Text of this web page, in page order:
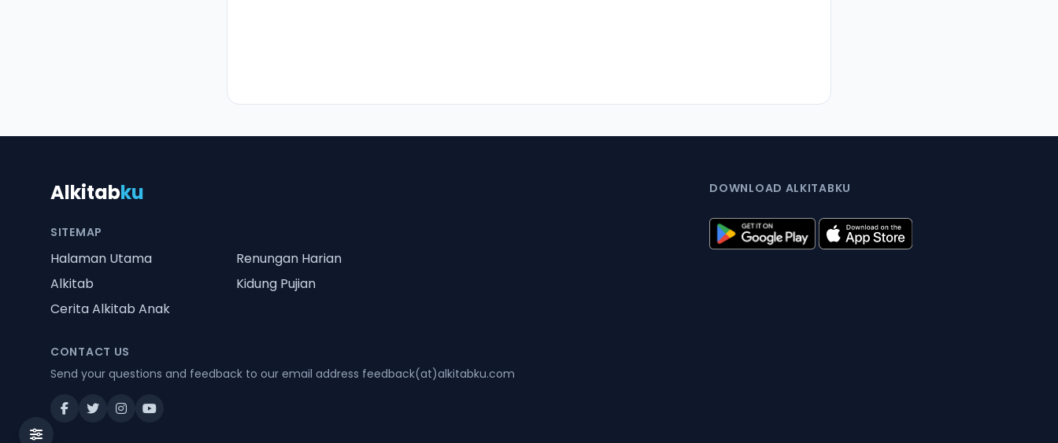
Alkitabku
SITEMAP
Halaman Utama
Renungan Harian
Alkitab
Kidung Pujian
Cerita Alkitab Anak
CONTACT US
Send your questions and feedback to our email address feedback(at)alkitabku.com
DOWNLOAD ALKITABKU